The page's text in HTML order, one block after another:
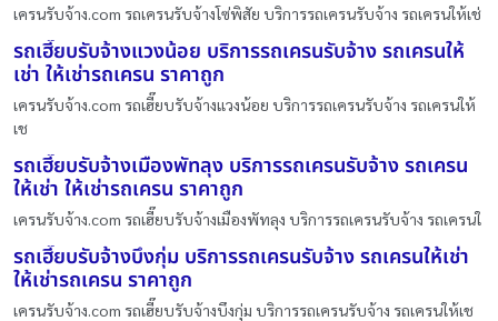
เครนรับจ้าง.com รถเครนรับจ้างโซ่พิสัย บริการรถเครนรับจ้าง รถเครนให้เช่
รถเฮี๊ยบรับจ้างแวงน้อย บริการรถเครนรับจ้าง รถเครนให้
เช่า ให้เช่ารถเครน ราคาถูก
เครนรับจ้าง.com รถเฮี๊ยบรับจ้างแวงน้อย บริการรถเครนรับจ้าง รถเครนให้
เช
รถเฮี๊ยบรับจ้างเมืองพัทลุง บริการรถเครนรับจ้าง รถเครน
ให้เช่า ให้เช่ารถเครน ราคาถูก
เครนรับจ้าง.com รถเฮี๊ยบรับจ้างเมืองพัทลุง บริการรถเครนรับจ้าง รถเครนใ
รถเฮี๊ยบรับจ้างบึงกุ่ม บริการรถเครนรับจ้าง รถเครนให้เช่า
ให้เช่ารถเครน ราคาถูก
เครนรับจ้าง.com รถเฮี๊ยบรับจ้างบึงกุ่ม บริการรถเครนรับจ้าง รถเครนให้เช